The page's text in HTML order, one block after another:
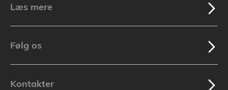
Læs mere
Følg os
Kontakter